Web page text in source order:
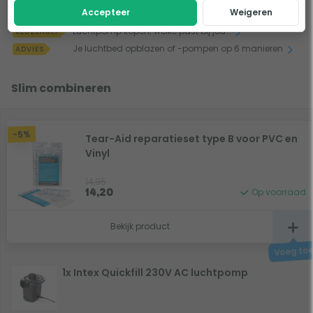
Lastig kiezen?
KEUZEHULP Luchtpomp kopen; welke past bij jou?
ADVIES Je luchtbed opblazen of -pompen op 6 manieren
Slim combineren
-5%
Tear-Aid reparatieset type B voor PVC en
Vinyl
14,20 Op voorraad
Bekijk product
1x Intex Quickfill 230V AC luchtpomp
Accepteer Weigeren